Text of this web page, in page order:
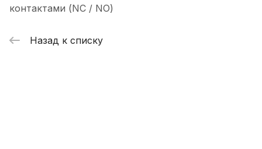
контактами (NC / NO)
Назад к списку